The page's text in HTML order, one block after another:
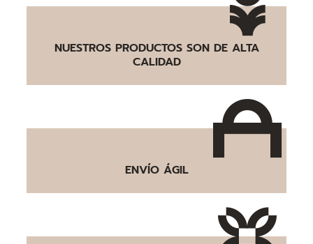
NUESTROS PRODUCTOS SON DE ALTA
CALIDAD
ENVÍO ÁGIL